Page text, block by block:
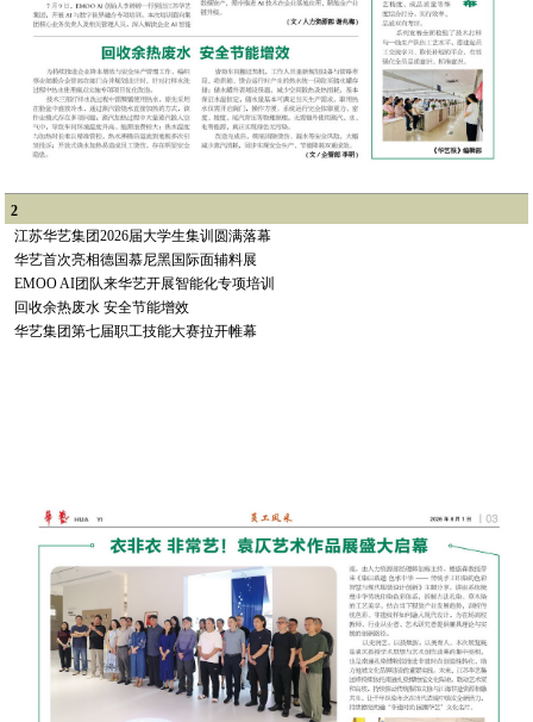
2
江苏华艺集团2026届大学生集训圆满落幕
华艺首次亮相德国慕尼黑国际面辅料展
EMOO AI团队来华艺开展智能化专项培训
回收余热废水 安全节能增效
华艺集团第七届职工技能大赛拉开帷幕